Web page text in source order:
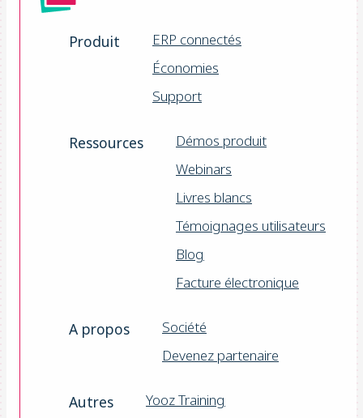
Produit
ERP connectés
Économies
Support
Ressources
Démos produit
Webinars
Livres blancs
Témoignages utilisateurs
Blog
Facture électronique
A propos
Société
Devenez partenaire
Autres
Yooz Training